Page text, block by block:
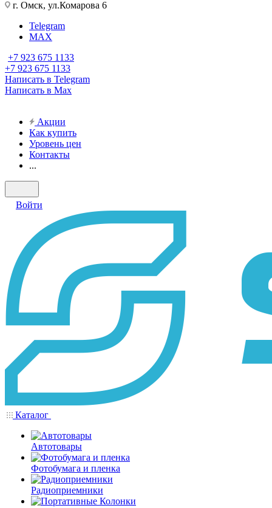
г. Омск, ул.Комарова 6
Telegram
MAX
+7 923 675 1133
+7 923 675 1133
Написать в Telegram
Написать в Max
Акции
Как купить
Уровень цен
Контакты
...
Войти
Каталог
Автотовары
Фотобумага и пленка
Радиоприемники